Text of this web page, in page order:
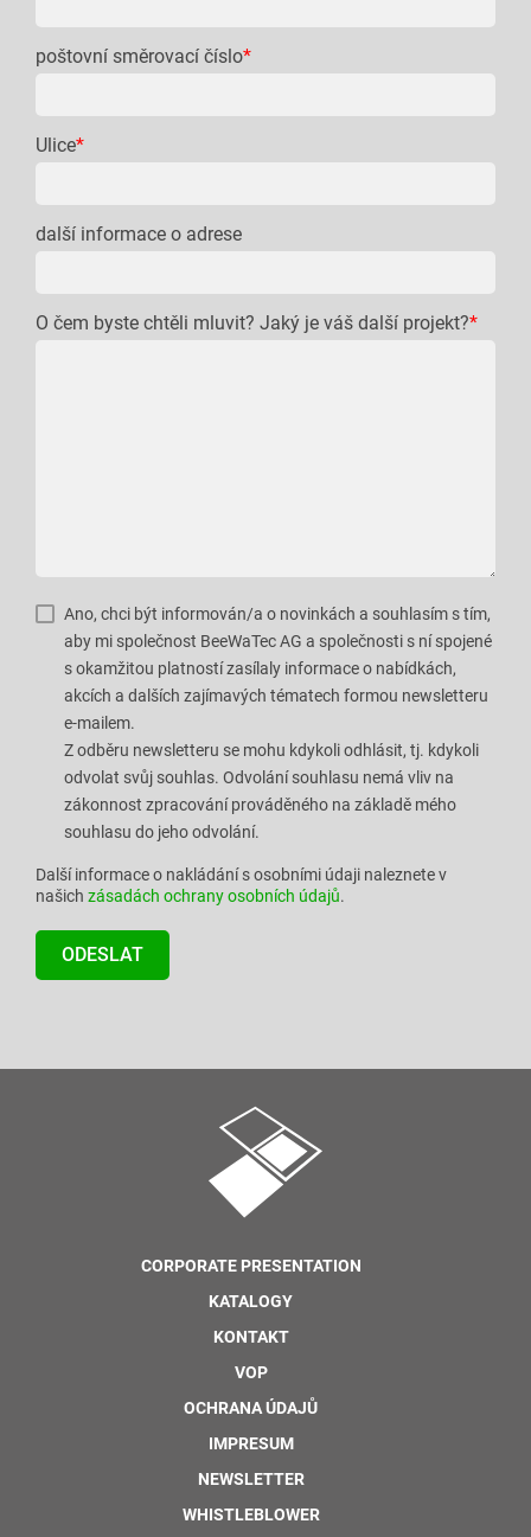
poštovní směrovací číslo*
Ulice*
další informace o adrese
O čem byste chtěli mluvit? Jaký je váš další projekt?*
Ano, chci být informován/a o novinkách a souhlasím s tím,
aby mi společnost BeeWaTec AG a společnosti s ní spojené
s okamžitou platností zasílaly informace o nabídkách,
akcích a dalších zajímavých tématech formou newsletteru
e-mailem.
Z odběru newsletteru se mohu kdykoli odhlásit, tj. kdykoli
odvolat svůj souhlas. Odvolání souhlasu nemá vliv na
zákonnost zpracování prováděného na základě mého
souhlasu do jeho odvolání.
Další informace o nakládání s osobními údaji naleznete v
našich zásadách ochrany osobních údajů.
CORPORATE PRESENTATION
KATALOGY
KONTAKT
VOP
OCHRANA ÚDAJŮ
IMPRESUM
NEWSLETTER
WHISTLEBLOWER